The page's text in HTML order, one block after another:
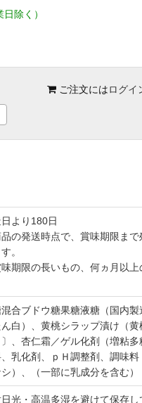
除く）
ご注文にはログイ
より180日
の発送時点で、賞味期限ま
。
期限の長いもの、何ヵ月以
合ブドウ糖果糖液糖（国内製
白）、黄桃シラップ漬け（
、杏仁霜／ゲル化剤（増粘多
乳化剤、ｐＨ調整剤、調味
）、（一部に乳成分を含む）
光・高温多湿を避けて保存し